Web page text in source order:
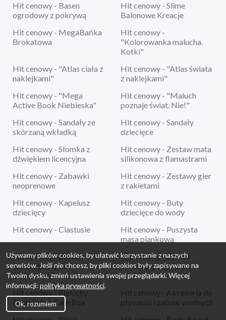
Hit cenowy - Basen
ogrodowy z pokrywą
Hit cenowy - Slime
Balonowe Kreacje
Hit cenowy - MegaBańka
Brokatowa
Hit cenowy -
"Kolorowanka malucha.
Kotki"
Hit cenowy - "Atlas ciała z
naklejkami"
Hit cenowy - "Atlas świata
z naklejkami"
Hit cenowy - "Mega
Active Book Niebieska"
Hit cenowy - "Maluch
poznaje świat. Nie!"
Hit cenowy - Sandały ze
skórzaną wkładką
Hit cenowy - Sandały
dziecięce
Hit cenowy - Słomka z
dźwiękiem licencyjna
Hit cenowy - Zestaw mata
silikonowa z flamastrami
Hit cenowy - Zabawki
neoprenowe
Hit cenowy - Zestawy gier
z rakietami
Hit cenowy - Kapelusz
dziecięcy
Hit cenowy - Buty
dziecięce do wody
Hit cenowy - Ciastusie
Hit cenowy - Puszysta
masa piankowa
Hit cenowy - Zestaw
teleskopowy do
badmintona
Hit cenowy - Zamek
dmuchany z koszem
Hit cenowy - Pieluchy
Dada Extra Care Box
Hit cenowy - Akcesoria do
pływania i zabaw wodnych
Używamy plików cookies, by ułatwić korzystanie z naszych
serwisów. Jeśli nie chcesz, by pliki cookies były zapisywane na
Twoim dysku, zmień ustawienia swojej przeglądarki. Więcej
informacji: polityka prywatności.
Ok, rozumiem